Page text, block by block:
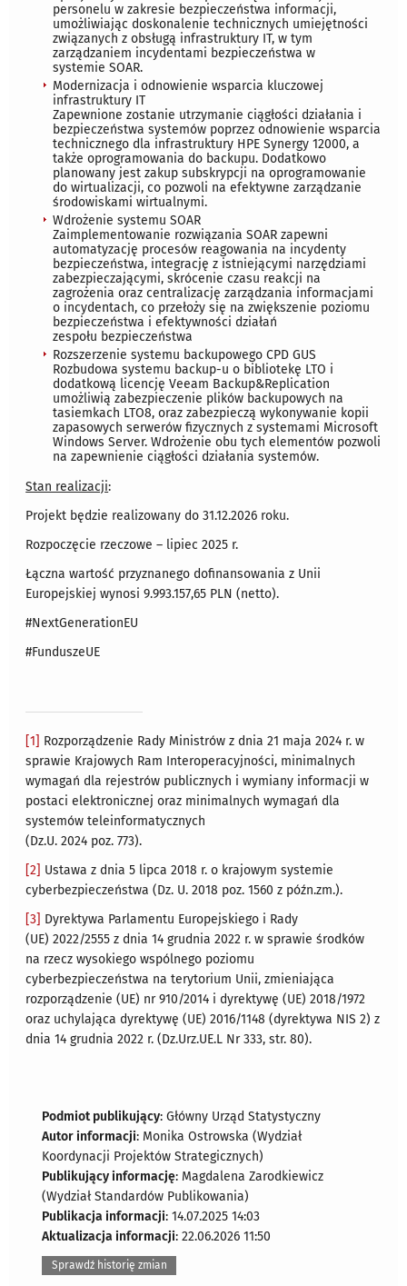
personelu w zakresie bezpieczeństwa informacji,
umożliwiając doskonalenie technicznych umiejętności
związanych z obsługą infrastruktury IT, w tym
zarządzaniem incydentami bezpieczeństwa w
systemie SOAR.
Modernizacja i odnowienie wsparcia kluczowej
infrastruktury IT
Zapewnione zostanie utrzymanie ciągłości działania i
bezpieczeństwa systemów poprzez odnowienie wsparcia
technicznego dla infrastruktury HPE Synergy 12000, a
także oprogramowania do backupu. Dodatkowo
planowany jest zakup subskrypcji na oprogramowanie
do wirtualizacji, co pozwoli na efektywne zarządzanie
środowiskami wirtualnymi.
Wdrożenie systemu SOAR
Zaimplementowanie rozwiązania SOAR zapewni
automatyzację procesów reagowania na incydenty
bezpieczeństwa, integrację z istniejącymi narzędziami
zabezpieczającymi, skrócenie czasu reakcji na
zagrożenia oraz centralizację zarządzania informacjami
o incydentach, co przełoży się na zwiększenie poziomu
bezpieczeństwa i efektywności działań
zespołu bezpieczeństwa
Rozszerzenie systemu backupowego CPD GUS
Rozbudowa systemu backup-u o bibliotekę LTO i
dodatkową licencję Veeam Backup&Replication
umożliwią zabezpieczenie plików backupowych na
tasiemkach LTO8, oraz zabezpieczą wykonywanie kopii
zapasowych serwerów fizycznych z systemami Microsoft
Windows Server. Wdrożenie obu tych elementów pozwoli
na zapewnienie ciągłości działania systemów.
Stan realizacji:
Projekt będzie realizowany do 31.12.2026 roku.
Rozpoczęcie rzeczowe – lipiec 2025 r.
Łączna wartość przyznanego dofinansowania z Unii
Europejskiej wynosi 9.993.157,65 PLN (netto).
#NextGenerationEU
#FunduszeUE
[1] Rozporządzenie Rady Ministrów z dnia 21 maja 2024 r. w
sprawie Krajowych Ram Interoperacyjności, minimalnych
wymagań dla rejestrów publicznych i wymiany informacji w
postaci elektronicznej oraz minimalnych wymagań dla
systemów teleinformatycznych
(Dz.U. 2024 poz. 773).
[2] Ustawa z dnia 5 lipca 2018 r. o krajowym systemie
cyberbezpieczeństwa (Dz. U. 2018 poz. 1560 z późn.zm.).
[3] Dyrektywa Parlamentu Europejskiego i Rady
(UE) 2022/2555 z dnia 14 grudnia 2022 r. w sprawie środków
na rzecz wysokiego wspólnego poziomu
cyberbezpieczeństwa na terytorium Unii, zmieniająca
rozporządzenie (UE) nr 910/2014 i dyrektywę (UE) 2018/1972
oraz uchylająca dyrektywę (UE) 2016/1148 (dyrektywa NIS 2) z
dnia 14 grudnia 2022 r. (Dz.Urz.UE.L Nr 333, str. 80).
Podmiot publikujący: Główny Urząd Statystyczny
Autor informacji: Monika Ostrowska (Wydział
Koordynacji Projektów Strategicznych)
Publikujący informację: Magdalena Zarodkiewicz
(Wydział Standardów Publikowania)
Publikacja informacji: 14.07.2025 14:03
Aktualizacja informacji: 22.06.2026 11:50
Sprawdź historię zmian